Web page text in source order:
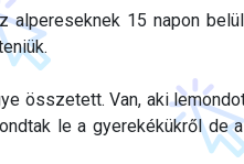
15 napon
összetett. Van, aki
le a gyerekékükről